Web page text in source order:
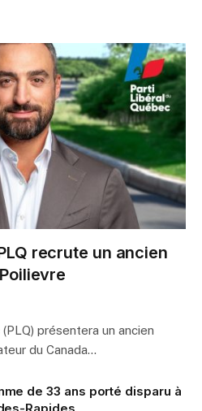
recrute un ancien
présentera un ancien
du Canada…
de 33 ans porté disparu à